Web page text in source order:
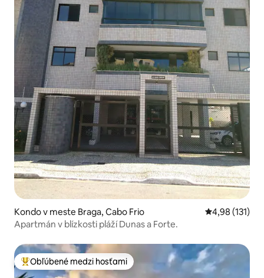
Kondo v meste Braga, Cabo Frio Priemerné
4,98 (131)
Apartmán v blízkosti pláží Dunas a Forte.
Najobľúbenejšie medzi hosťami
Obľúbené medzi hosťami